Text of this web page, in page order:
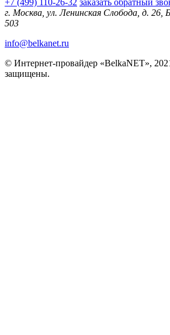
+7 (499) 110-26-32 заказать обратный
г. Москва, ул. Ленинская Слобода, д.
503
info@belkanet.ru
© Интернет-провайдер «BelkaNET»,
защищены.